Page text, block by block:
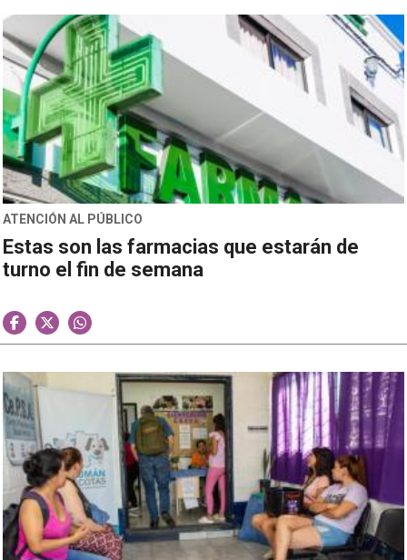
ATENCIÓN AL PÚBLICO
Estas son las farmacias que estarán de
turno el fin de semana